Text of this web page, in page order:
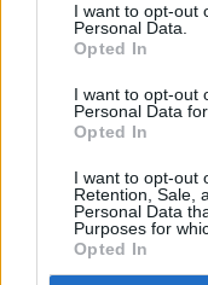
I want to opt-out
Personal Data.
Opted In
I want to opt-out
Personal Data
Opted In
I want to opt-out
Retention, Sale,
Personal Data
Purposes for
Opted In